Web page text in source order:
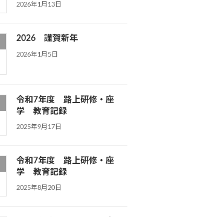
2026年1月13日
2026 謹賀新年
2026年1月5日
令和7年度 路上研修・座
学 教育記録
2025年9月17日
令和7年度 路上研修・座
学 教育記録
2025年8月20日